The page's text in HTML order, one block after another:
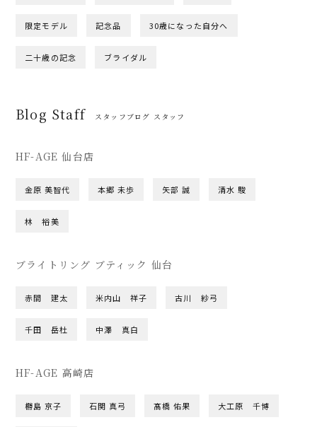
限定モデル 記念品 30歳になった自分へ
二十歳の記念 ブライダル
Blog Staff スタッフブログ スタッフ
HF-AGE 仙台店
金原 美智代 本郷 未歩 矢部 誠 清水 駿
林 裕美
ブライトリング ブティック 仙台
赤間 建太 米内山 祥子 古川 紗弓
千田 岳杜 中澤 真白
HF-AGE 高崎店
橳島 京子 石関 真弓 髙橋 佑果 大工原 千博